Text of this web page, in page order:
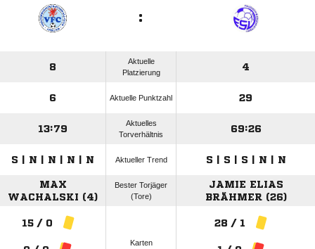
:
8
Aktuelle
Platzierung
4
6 Aktuelle Punktzahl 29
13:79
Aktuelles
Torverhältnis
69:26
S | N | N | N | N Aktueller Trend S | S | S | N | N
MAX
WACHALSKI (4)
Bester Torjäger
(Tore)
JAMIE ELIAS
BRÄHMER (26)
15 / 0
Karten
28 / 1